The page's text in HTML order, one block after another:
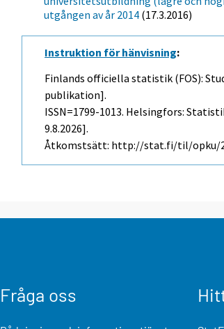
utgången av år 2014 (17.3.2016)
Instruktion för hänvisning:
Finlands officiella statistik (FOS):
publikation].
ISSN=1799-1013. Helsingfors:
9.8.2026].
Åtkomstsätt: http://stat.fi/til/opku/
Fråga oss